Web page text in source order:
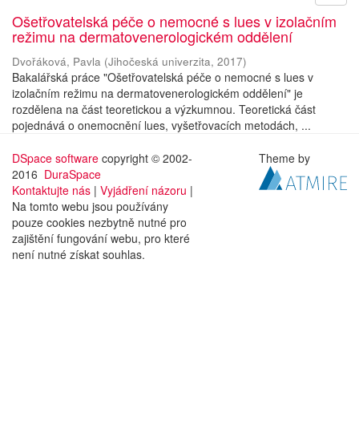
Ošetřovatelská péče o nemocné s lues v izolačním
režimu na dermatovenerologickém oddělení
Dvořáková, Pavla (Jihočeská univerzita, 2017)
Bakalářská práce "Ošetřovatelská péče o nemocné s lues v
izolačním režimu na dermatovenerologickém oddělení" je
rozdělena na část teoretickou a výzkumnou. Teoretická část
pojednává o onemocnění lues, vyšetřovacích metodách, ...
DSpace software copyright © 2002-
2016 DuraSpace
Kontaktujte nás | Vyjádření názoru |
Na tomto webu jsou používány
pouze cookies nezbytně nutné pro
zajištění fungování webu, pro které
není nutné získat souhlas.
Theme by